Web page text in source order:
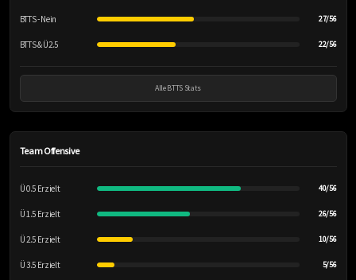
BTTS - Nein 27/56
BTTS & Ü2.5 22/56
Alle BTTS Stats
Team Offensive
Ü 0.5 Erzielt 40/56
Ü 1.5 Erzielt 26/56
Ü 2.5 Erzielt 10/56
Ü 3.5 Erzielt 5/56